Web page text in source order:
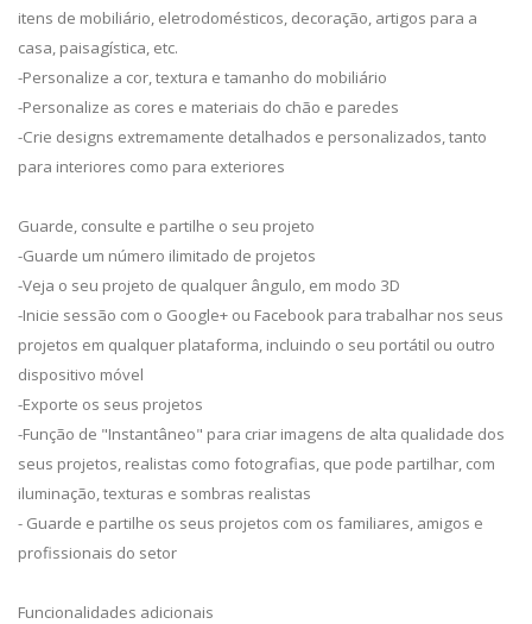
itens de mobiliário, eletrodomésticos, decoração, artigos para a
casa, paisagística, etc.
-Personalize a cor, textura e tamanho do mobiliário
-Personalize as cores e materiais do chão e paredes
-Crie designs extremamente detalhados e personalizados, tanto
para interiores como para exteriores
Guarde, consulte e partilhe o seu projeto
-Guarde um número ilimitado de projetos
-Veja o seu projeto de qualquer ângulo, em modo 3D
-Inicie sessão com o Google+ ou Facebook para trabalhar nos seus
projetos em qualquer plataforma, incluindo o seu portátil ou outro
dispositivo móvel
-Exporte os seus projetos
-Função de "Instantâneo" para criar imagens de alta qualidade dos
seus projetos, realistas como fotografias, que pode partilhar, com
iluminação, texturas e sombras realistas
- Guarde e partilhe os seus projetos com os familiares, amigos e
profissionais do setor
Funcionalidades adicionais